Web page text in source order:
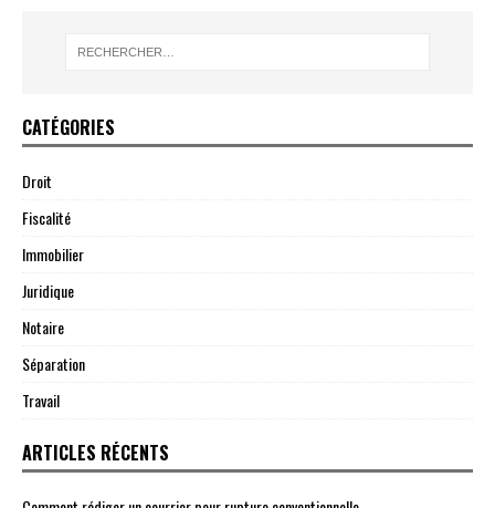
CATÉGORIES
Droit
Fiscalité
Immobilier
Juridique
Notaire
Séparation
Travail
ARTICLES RÉCENTS